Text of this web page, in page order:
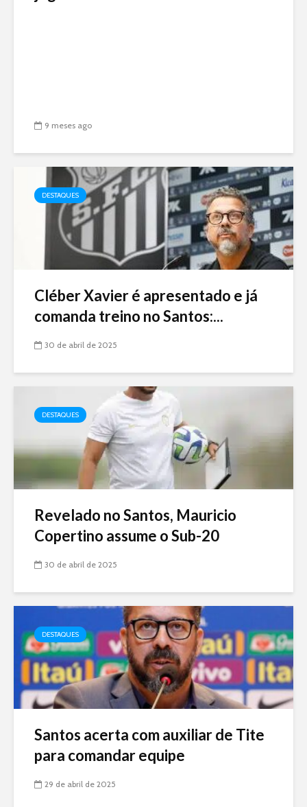
9 meses ago
DESTAQUES
Cléber Xavier é apresentado e já
comanda treino no Santos:...
30 de abril de 2025
DESTAQUES
Revelado no Santos, Mauricio
Copertino assume o Sub-20
30 de abril de 2025
DESTAQUES
Santos acerta com auxiliar de Tite
para comandar equipe
29 de abril de 2025